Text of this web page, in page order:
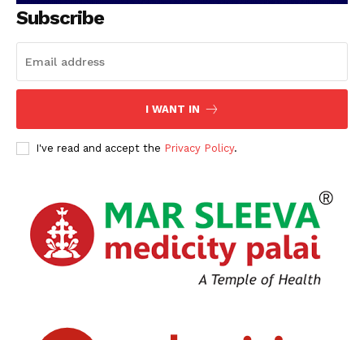
PALA VISION
Subscribe
I WANT IN
I've read and accept the Privacy Policy.